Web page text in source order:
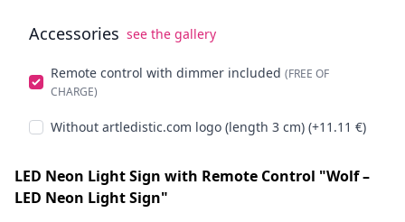
Accessories see the gallery
Remote control with dimmer included (FREE OF
CHARGE)
Without artledistic.com logo (length 3 cm) (+11.11 €)
LED Neon Light Sign with Remote Control "Wolf –
LED Neon Light Sign"